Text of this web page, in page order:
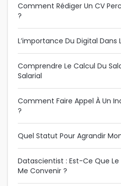
Comment Rédiger Un CV
?
L’importance Du Digital Dans
Comprendre Le Calcul Du
Salarial
Comment Faire Appel À Un
?
Quel Statut Pour Agrandir
Datascientist : Est-Ce Que
Me Convenir ?